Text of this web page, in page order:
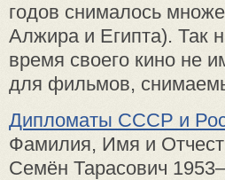
годов снималось
Алжира и Египта). Так
время своего кино не
для фильмов,
Дипломаты СССР и
Фамилия, Имя и
Семён Тарасович